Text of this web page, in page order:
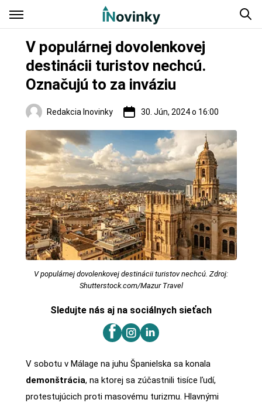
V populárnej dovolenkovej
destinácii turistov nechcú.
Označujú to za inváziu
Redakcia Inovinky 30. Jún, 2024 o 16:00
Zaujímavosti
V populárnej dovolenkovej destinácii turistov nechcú. Zdroj:
Shutterstock.com/Mazur Travel
Sledujte nás aj na sociálnych sieťach
V sobotu v Málage na juhu Španielska sa konala
demonštrácia, na ktorej sa zúčastnili tisíce ľudí,
protestujúcich proti masovému turizmu. Hlavnými